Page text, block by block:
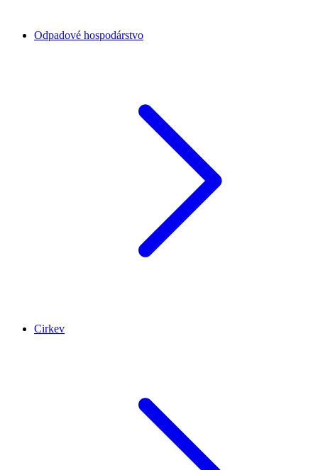
Odpadové hospodárstvo
Cirkev